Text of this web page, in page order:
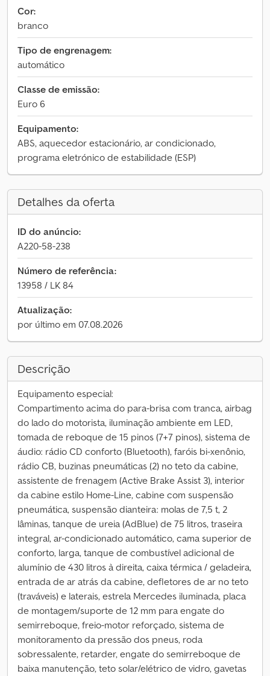
Cor:
branco
Tipo de engrenagem:
automático
Classe de emissão:
Euro 6
Equipamento:
ABS, aquecedor estacionário, ar condicionado,
programa eletrónico de estabilidade (ESP)
Detalhes da oferta
ID do anúncio:
A220-58-238
Número de referência:
13958 / LK 84
Atualização:
por último em 07.08.2026
Descrição
Equipamento especial:
Compartimento acima do para-brisa com tranca, airbag
do lado do motorista, iluminação ambiente em LED,
tomada de reboque de 15 pinos (7+7 pinos), sistema de
áudio: rádio CD conforto (Bluetooth), faróis bi-xenônio,
rádio CB, buzinas pneumáticas (2) no teto da cabine,
assistente de frenagem (Active Brake Assist 3), interior
da cabine estilo Home-Line, cabine com suspensão
pneumática, suspensão dianteira: molas de 7,5 t, 2
lâminas, tanque de ureia (AdBlue) de 75 litros, traseira
integral, ar-condicionado automático, cama superior de
conforto, larga, tanque de combustível adicional de
alumínio de 430 litros à direita, caixa térmica / geladeira,
entrada de ar atrás da cabine, defletores de ar no teto
(traváveis) e laterais, estrela Mercedes iluminada, placa
de montagem/suporte de 12 mm para engate do
semirreboque, freio-motor reforçado, sistema de
monitoramento da pressão dos pneus, roda
sobressalente, retarder, engate do semirreboque de
baixa manutenção, teto solar/elétrico de vidro, gavetas